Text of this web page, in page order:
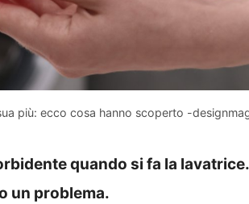
più: ecco cosa hanno scoperto -
quando si fa la
un problema.